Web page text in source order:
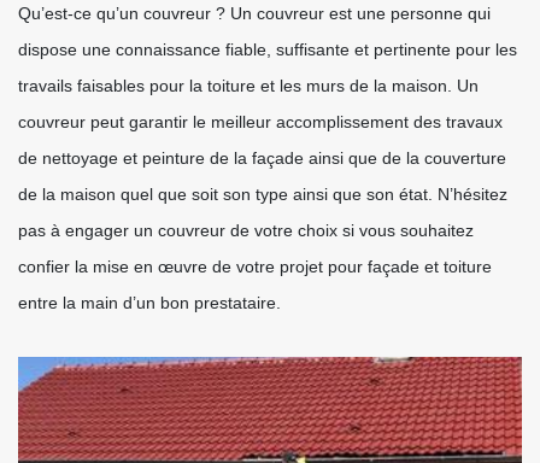
Qu’est-ce qu’un couvreur ? Un couvreur est une personne qui
dispose une connaissance fiable, suffisante et pertinente pour les
travails faisables pour la toiture et les murs de la maison. Un
couvreur peut garantir le meilleur accomplissement des travaux
de nettoyage et peinture de la façade ainsi que de la couverture
de la maison quel que soit son type ainsi que son état. N’hésitez
pas à engager un couvreur de votre choix si vous souhaitez
confier la mise en œuvre de votre projet pour façade et toiture
entre la main d’un bon prestataire.